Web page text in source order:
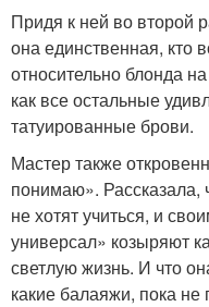
Придя к ней во второй
она единственная, кто
относительно блонда
как все остальные
татуированные брови.
Мастер также
понимаю». Рассказала,
не хотят учиться, и
универсал» козыряют
светлую жизнь. И что
какие балаяжи, пока